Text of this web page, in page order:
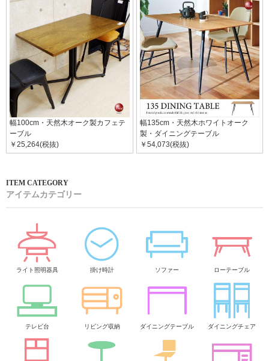
幅100cm・天然木オーク製カフェテ
ーブル
￥25,264(税抜)
幅135cm・天然木ホワイトオーク
製・ダイニングテーブル
￥54,073(税抜)
アイテムカテゴリー
ライト照明器具 掛け時計 ソファー ローテーブル
テレビ台 リビング収納 ダイニングテーブル ダイニングチェア